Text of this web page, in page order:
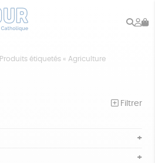
Produits étiquetés « Agriculture
Filtrer